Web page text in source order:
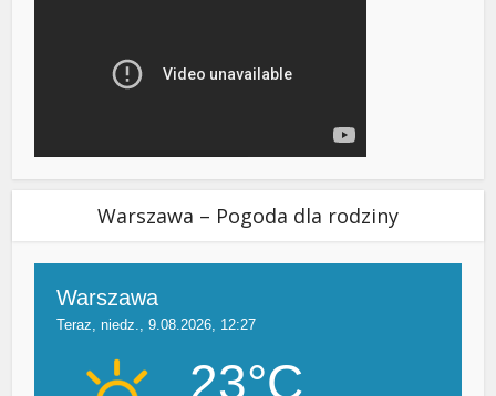
Warszawa – Pogoda dla rodziny